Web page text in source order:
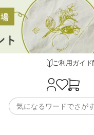
ご利用ガイド